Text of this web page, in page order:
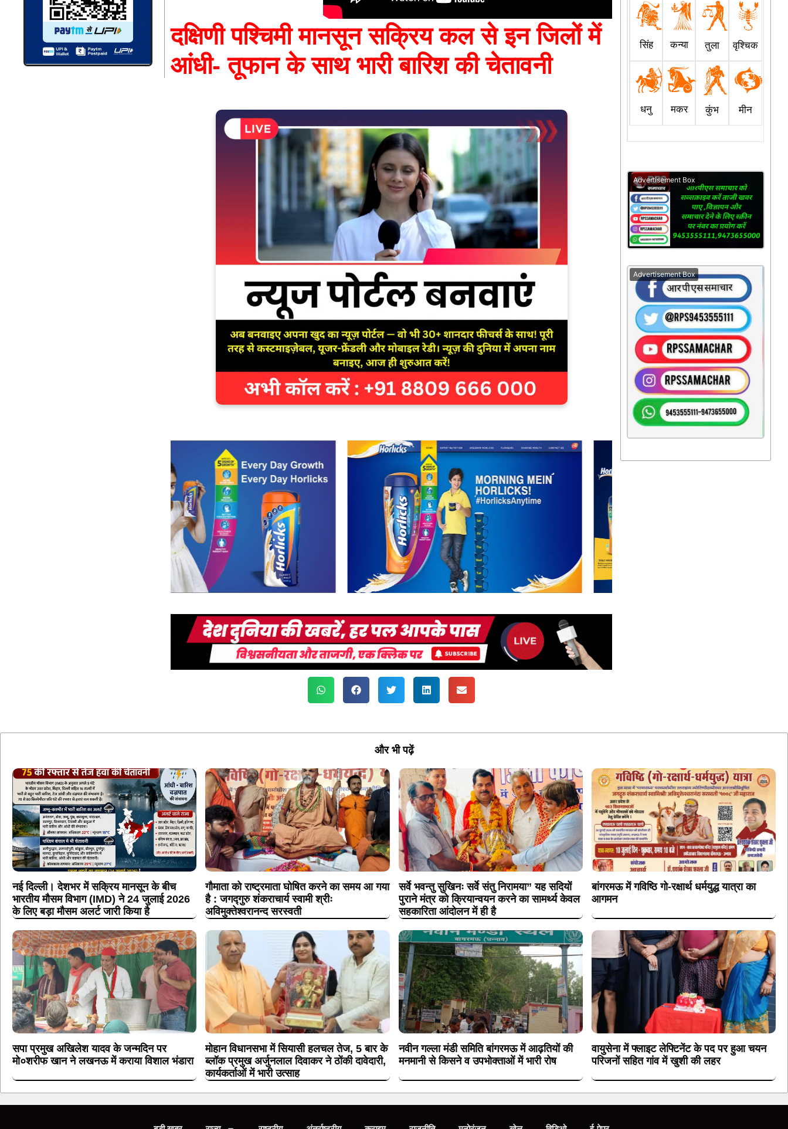
दक्षिणी पश्चिमी मानसून सक्रिय कल से इन जिलों में
आंधी- तूफान के साथ भारी बारिश की चेतावनी
सिंह कन्या तुला वृश्चिक
धनु मकर कुंभ मीन
Advertisement Box
Advertisement Box
और भी पढ़ें
नई दिल्ली। देशभर में सक्रिय मानसून के बीच
भारतीय मौसम विभाग (IMD) ने 24 जुलाई 2026
के लिए बड़ा मौसम अलर्ट जारी किया है
गौमाता को राष्ट्रमाता घोषित करने का समय आ गया
है : जगद्गुरु शंकराचार्य स्वामी श्रीः
अविमुक्तेश्वरानन्द सरस्वती
सर्वे भवन्तु सुखिनः सर्वे संतु निरामया” यह सदियों
पुराने मंत्र को क्रियान्वयन करने का सामर्थ्य केवल
सहकारिता आंदोलन में ही है
बांगरमऊ में गविष्ठि गो-रक्षार्थ धर्मयुद्ध यात्रा का
आगमन
सपा प्रमुख अखिलेश यादव के जन्मदिन पर
मो०शरीफ खान ने लखनऊ में कराया विशाल भंडारा
मोहान विधानसभा में सियासी हलचल तेज, 5 बार के
ब्लॉक प्रमुख अर्जुनलाल दिवाकर ने ठोंकी दावेदारी,
कार्यकर्ताओं में भारी उत्साह
नवीन गल्ला मंडी समिति बांगरमऊ में आढ़तियों की
मनमानी से किसने व उपभोक्ताओं में भारी रोष
वायुसेना में फ्लाइट लेफ्टिनेंट के पद पर हुआ चयन
परिजनों सहित गांव में खुशी की लहर